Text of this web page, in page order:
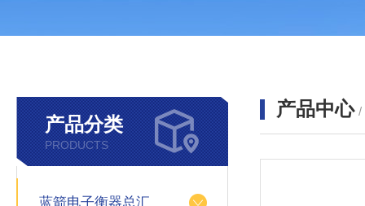
产品分类
PRODUCTS
蓝箭电子衡器总汇
产品中心 /